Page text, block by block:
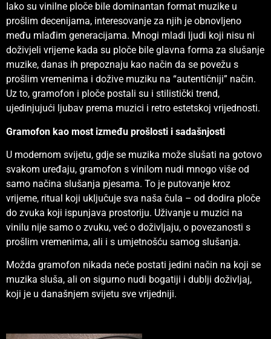
Iako su vinilne ploče bile dominantan format muzike u
prošlim decenijama, interesovanje za njih je obnovljeno
među mlađim generacijama. Mnogi mladi ljudi koji nisu ni
doživjeli vrijeme kada su ploče bile glavna forma za slušanje
muzike, danas ih prepoznaju kao način da se povežu s
prošlim vremenima i dožive muziku na “autentičniji” način.
Uz to, gramofon i ploče postali su i stilistički trend,
ujedinjujući ljubav prema muzici i retro estetskoj vrijednosti.
Gramofon kao most između prošlosti i sadašnjosti
U modernom svijetu, gdje se muzika može slušati na gotovo
svakom uređaju, gramofon s vinilom nudi mnogo više od
samo načina slušanja pjesama. To je putovanje kroz
vrijeme, ritual koji uključuje sva naša čula – od dodira ploče
do zvuka koji ispunjava prostoriju. Uživanje u muzici na
vinilu nije samo o zvuku, već o doživljaju, o povezanosti s
prošlim vremenima, ali i s umjetnošću samog slušanja.
Možda gramofon nikada neće postati jedini način na koji se
muzika sluša, ali on sigurno nudi bogatiji i dublji doživljaj,
koji je u današnjem svijetu sve vrijedniji.